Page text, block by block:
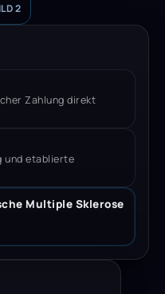
2
Zahlung direkt
und etablierte
Multiple Sklerose